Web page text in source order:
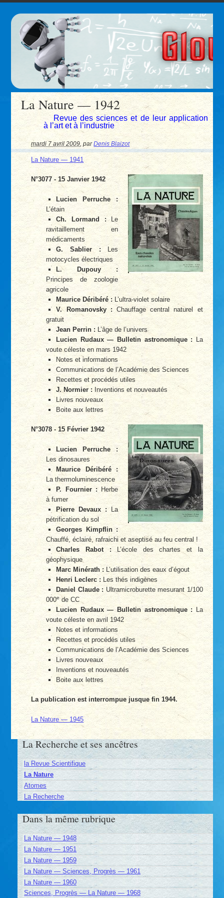
La Nature — 1942
Revue des sciences et de leur application
à l’art et à l’industrie
mardi 7 avril 2009 ,parDenis Blaizot
La Nature — 1941
N°3077 - 15 Janvier 1942
Lucien Perruche :
L’étain
Ch. Lormand :Le
ravitaillement en
médicaments
G. Sablier :Les
motocycles électriques
L. Dupouy :
Principes de zoologie
agricole
Maurice Déribéré :L’ultra-violet solaire
V. Romanovsky :Chauffage central naturel et
gratuit
Jean Perrin :L’âge de l’univers
Lucien Rudaux — Bulletin astronomique : La
voute céleste en mars 1942
Notes et informations
Communications de l’Académie des Sciences
Recettes et procédés utiles
J. Normier : Inventions et nouveautés
Livres nouveaux
Boite aux lettres
N°3078 - 15 Février 1942
Lucien Perruche :
Les dinosaures
Maurice Déribéré :
La thermoluminescence
P. Fournier :Herbe
à fumer
Pierre Devaux : La
pétrification du sol
Georges Kimpflin :
Chauffé, éclairé, rafraichi et aseptisé au feu central !
Charles Rabot :L’école des chartes et la
géophysique
Marc Minérath :L’utilisation des eaux d’égout
Henri Leclerc : Les thés indigènes
Daniel Claude : Ultramicroburette mesurant 1/100
000ede CC
Lucien Rudaux — Bulletin astronomique : La
voute céleste en avril 1942
Notes et informations
Recettes et procédés utiles
Communications de l’Académie des Sciences
Livres nouveaux
Inventions et nouveautés
Boite aux lettres
La publication est interrompue jusque fin 1944.
La Nature — 1945
La Recherche et ses ancêtres
la Revue Scientifique
La Nature
Atomes
La Recherche
Dans la même rubrique
La Nature — 1948
La Nature — 1951
La Nature — 1959
La Nature — Sciences, Progrès — 1961
La Nature — 1960
Sciences, Progrès — La Nature — 1968